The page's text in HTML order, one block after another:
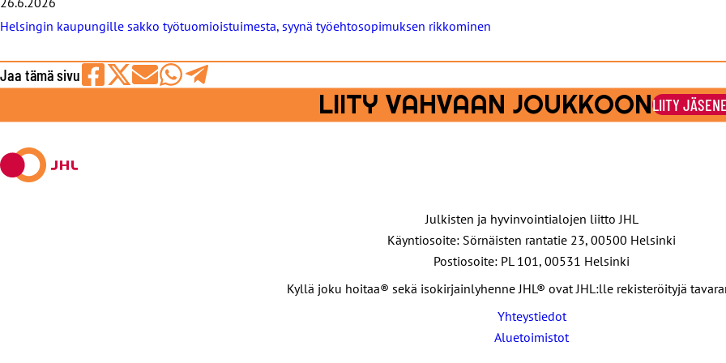
Helsingin kaupungille sakko työtuomioistuimesta, syynä työehtosopimuksen rikkominen
Jaa tämä sivu
LIITY VAHVAAN JOUKKOONLIITY
Julkisten ja hyvinvointialojen liitto JHL
Käyntiosoite: Sörnäisten rantatie 23, 00500 Helsinki
Postiosoite: PL 101, 00531 Helsinki
Kyllä joku hoitaa® sekä isokirjainlyhenne JHL® ovat JHL:lle rekisteröityjä
Yhteystiedot
Aluetoimistot